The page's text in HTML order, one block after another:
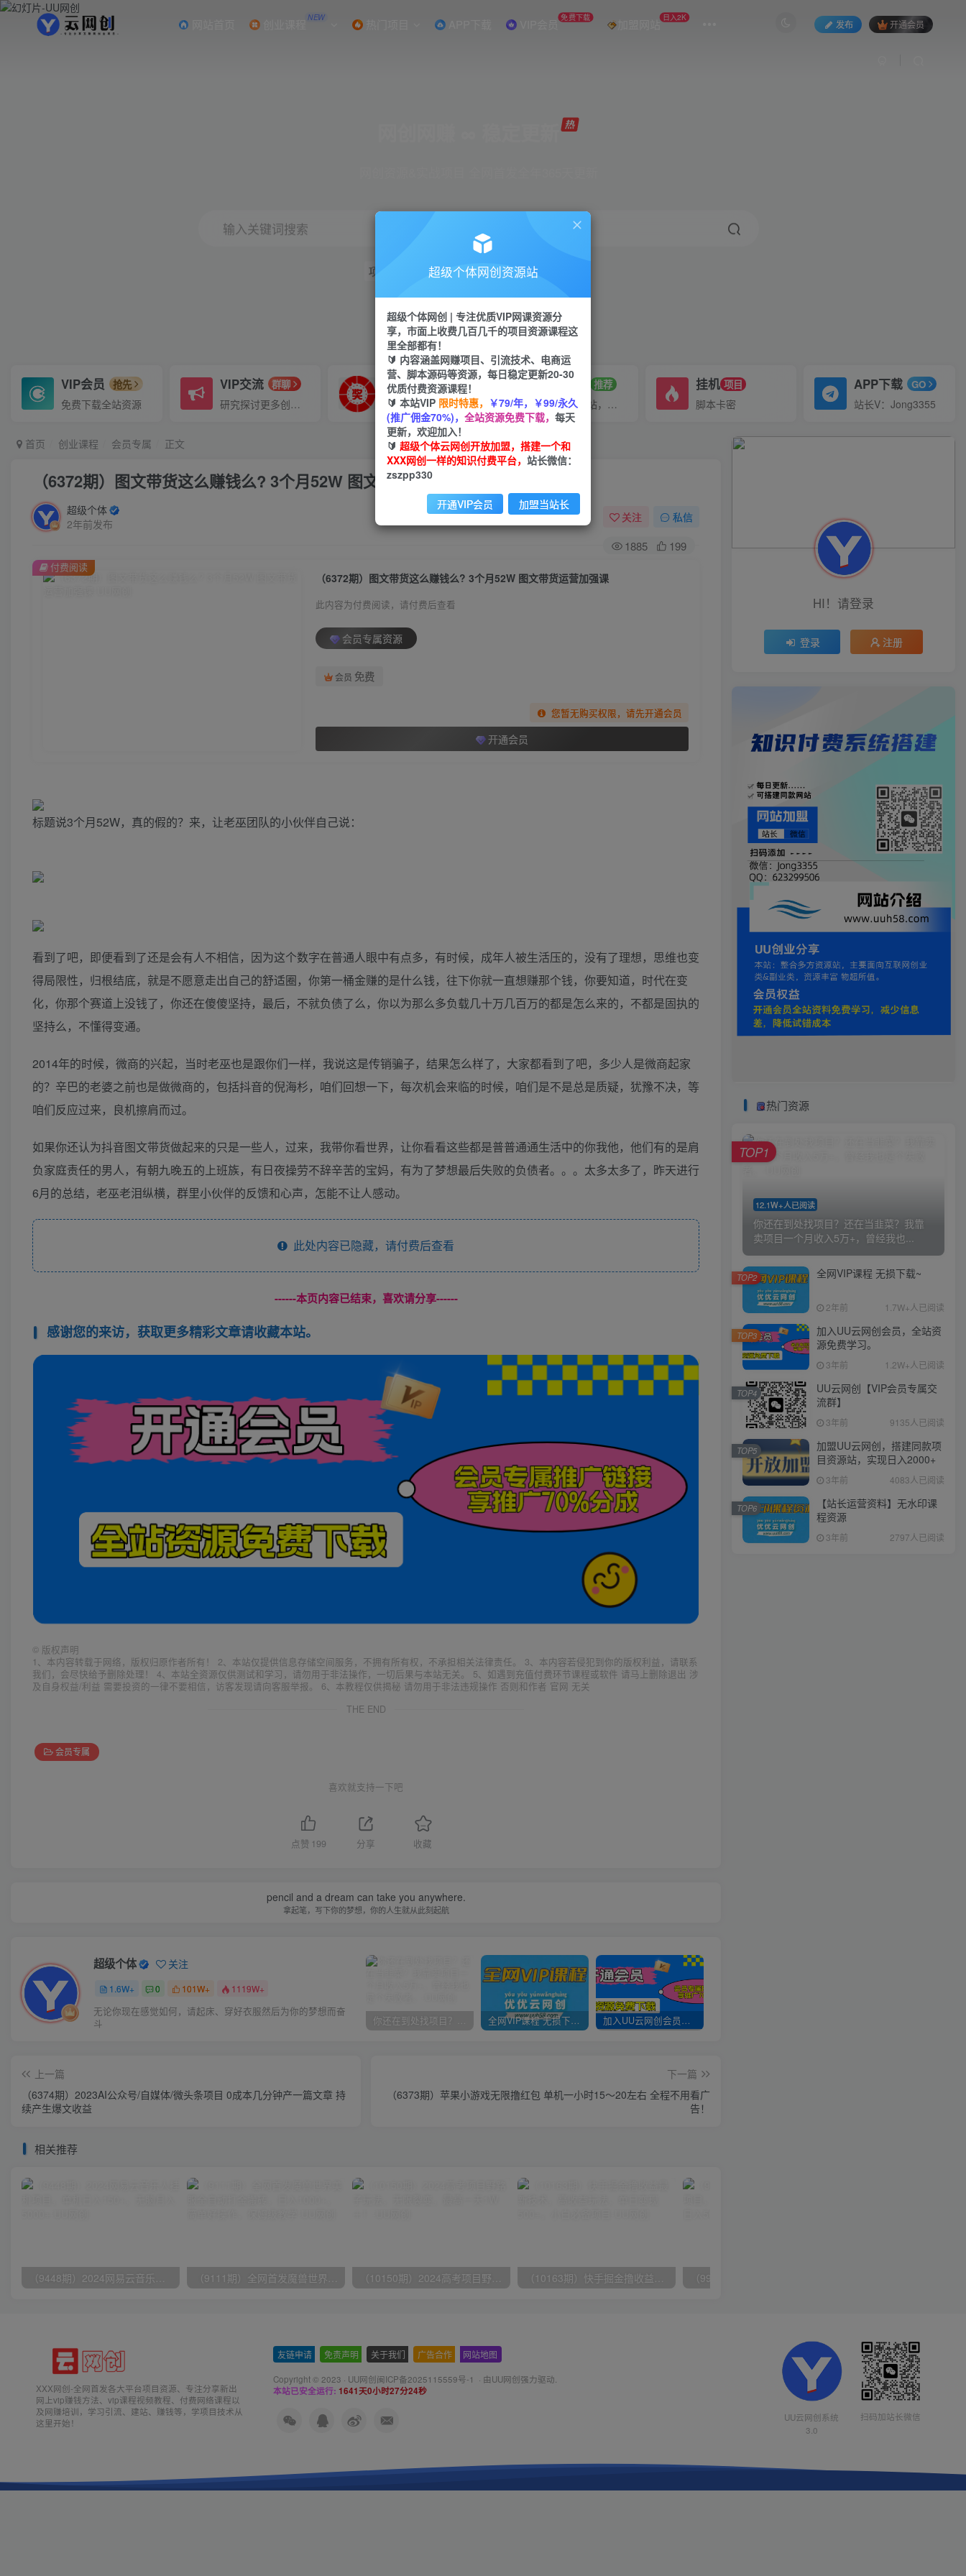
创业课程 NEW 热门项目 APP下载 VIP会员 免费下载 加盟网站 日入2K
发布 开通会员
输入关键词搜索
项目 引流 短视频 小红书
VIP会员 抢先
免费下载全站资源
VIP交流 群聊
研究探讨更多创业项目路子。
VIP推广
70%分佣
会员专属推广链接
招募站长 推荐
搭建同款网站，自己当老板
挂机 项目
脚本卡密
APP下载 GO
站长V：Jong3355
首页 创业课程 会员专属 正文
（6372期）图文带货这么赚钱么? 3个月52W 图文带货运营加强课
超级个体
2年前发布
关注 私信
1885 199
（6372期）图文带货这么赚钱么? 3个月52W 图文带货运营加强课
此内容为付费阅读，请付费后查看
会员专属资源
会员 免费
您暂无购买权限，请先开通会员
开通会员
付费阅读
标题说3个月52W，真的假的？来，让老巫团队的小伙伴自己说：
看到了吧，即便看到了还是会有人不相信，因为这个数字在普通人眼中有点多，有时候，成年人被生活压的，没有了理想，思维也变
得局限性，归根结底，就是不愿意走出自己的舒适圈，你第一桶金赚的是什么钱，往下你就一直想赚那个钱，你要知道，时代在变
化，你那个赛道上没钱了，你还在傻傻坚持，最后，不就负债了么，你以为那么多负载几十万几百万的都是怎么来的，不都是固执的
坚持么，不懂得变通。
2014年的时候，微商的兴起，当时老巫也是跟你们一样，我说这是传销骗子，结果怎么样了，大家都看到了吧，多少人是微商起家
的？辛巴的老婆之前也是做微商的，包括抖音的倪海杉，咱们回想一下，每次机会来临的时候，咱们是不是总是质疑，犹豫不决，等
咱们反应过来，良机擦肩而过。
如果你还认为抖音图文带货做起来的只是一些人，过来，我带你看世界，让你看看这些都是普普通通生活中的你我他，他们有的是肩
负家庭责任的男人，有朝九晚五的上班族，有日夜操劳不辞辛苦的宝妈，有为了梦想最后失败的负债者。。。太多太多了，昨天进行
6月的总结，老巫老泪纵横，群里小伙伴的反馈和心声，怎能不让人感动。
此处内容已隐藏，请付费后查看
------本页内容已结束，喜欢请分享------
感谢您的来访，获取更多精彩文章请收藏本站。
© 版权声明
1、本内容转载于网络，版权归原作者所有！ 2、本站仅提供信息存储空间服务，不拥有所有权，不承担相关法律责任。 3、本内容若侵犯到你的版权利益，请联系
我们，会尽快给予删除处理！ 4、本站全资源仅供测试和学习，请勿用于非法操作，一切后果与本站无关。 5、如遇到充值付费环节课程或软件 请马上删除退出 涉
及自身权益/利益 需要投资的一律不要相信，访客发现请向客服举报。 6、本教程仅供揭秘 请勿用于非法违规操作 否则和作者 官网 无关
THE END
会员专属
喜欢就支持一下吧
点赞 199 分享 收藏
pencil and a dream can take you anywhere.
拿起笔，写下你的梦想，你的人生就从此刻起航
超级个体 关注
1.6W+ 0 101W+ 1119W+
无论你现在感觉如何，请起床、穿好衣服然后为你的梦想而奋
斗
你还在到处找项目？还在当韭菜？我靠卖项目一个月收入5万+，曾经我也是个失败者。 全网VIP课程 无损下载~ 加入UU云网创会员，全站资源免费学习。
上一篇
（6374期）2023AI公众号/自媒体/微头条项目 0成本几分钟产一篇文章 持
续产生爆文收益
下一篇
（6373期）苹果小游戏无限撸红包 单机一小时15～20左右 全程不用看广
告！
相关推荐
（9448期）2024网易云音乐人挂机项目，单机日入150+，无脑月入5000+ （9111期）全网首发魔兽世界美服全自动打金搬砖，日入1000+，简单好操作，保姆级教学 （10150期）2024高考项目野路子玩法，无限裂变，最高一天1W＋！ （10163期）快手掘金撸收益最新技术，高收益玩法，单日变现500+，小白必备项目
HI！请登录
登录 注册
热门资源
12.1W+人已阅读
你还在到处找项目？还在当韭菜？我靠
卖项目一个月收入5万+，曾经我也...
TOP1
全网VIP课程 无损下载~
2年前 1.7W+人已阅读
TOP2
加入UU云网创会员，全站资
源免费学习。
3年前 1.2W+人已阅读
TOP3
UU云网创【VIP会员专属交
流群】
3年前 9135人已阅读
TOP4
加盟UU云网创，搭建同款项
目资源站，实现日入2000+
3年前 4083人已阅读
TOP5
【站长运营资料】无水印课
程资源
3年前 2797人已阅读
TOP6
XXX网创-全网首发各大平台项目资源、专注分享新出
网上vip赚钱方法、vip课程视频教程、付费网络课程以
及网赚培训，学习引流、建站、赚钱等，学项目技术从
这里开始！
友链申请 免责声明 关于我们 广告合作 网站地图
Copyright © 2023 · UU网创闽ICP备2025115559号-1 · 由UU网创强力驱动.
本站已安全运行: 1641天0小时27分25秒
UU云网创系统
3.0
扫码加站长微信
超级个体网创资源站
超级个体网创 | 专注优质VIP网课资源分
享，市面上收费几百几千的项目资源课程这
里全部都有！
🔰 内容涵盖网赚项目、引流技术、电商运
营、脚本源码等资源，每日稳定更新20-30
优质付费资源课程！
🔰 本站VIP 限时特惠， ￥79/年，￥99/永久
(推广佣金70%)， 全站资源免费下载， 每天
更新，欢迎加入！
🔰 超级个体云网创开放加盟，搭建一个和
XXX网创一样的知识付费平台， 站长微信：
zszpp330
开通VIP会员 加盟当站长